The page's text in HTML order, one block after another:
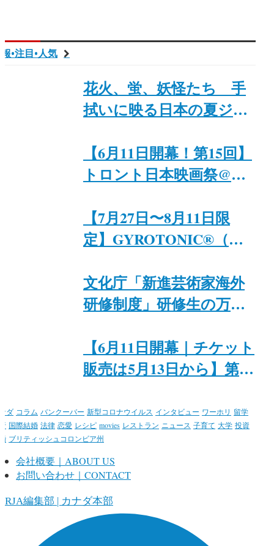
•注目•人気
花火、蛍、妖怪たち 手
拭いに映る日本の夏ジャ
Tenugui Towels: Fireworks,
Fireflies, and Yōkai
催｜ジャパンファウンデ
ーション・トロント
【6月11日開幕！第15回】
トロント日本映画祭@カ
【7月27日〜8月11日限
定】GYROTONIC®︎（ジ
イベートセッション
文化庁「新進芸術家海外
研修制度」研修生の万里
8日にトロントで特別イ
ベント「Japan + Canada
開催
【6月11日開幕｜チケット
販売は5月13日から】第15
カナダ日系文化会館
ダ コラム バンクーバー 新型コロナウイルス インタビュー ワーホリ 留学
国際結婚 法律 恋愛 レシピ movies レストラン ニュース 子育て 大学 投資
ブリティッシュコロンビア州
会社概要｜ABOUT US
お問い合わせ｜CONTACT
編集部 | カナダ本部